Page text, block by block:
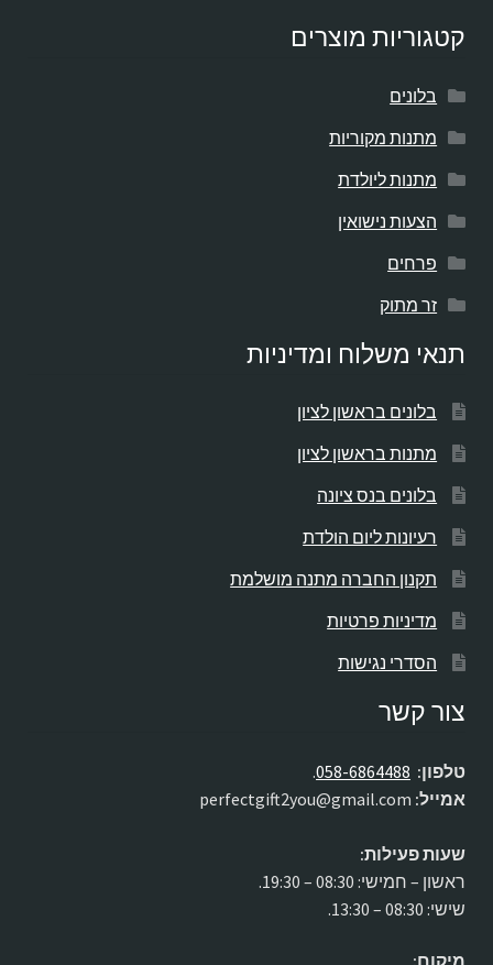
קטגוריות מוצרים
בלונים
מתנות מקוריות
מתנות ליולדת
הצעות נישואין
פרחים
זר מתוק
תנאי משלוח ומדיניות
בלונים בראשון לציון
מתנות בראשון לציון
בלונים בנס ציונה
רעיונות ליום הולדת
תקנון החברה מתנה מושלמת
מדיניות פרטיות
הסדרי נגישות
צור קשר
טלפון: 058-6864488
.
אמייל:
שעות פעילות:
ראשון – חמישי: 08:30 – 19:30.
שישי: 08:30 – 13:30.